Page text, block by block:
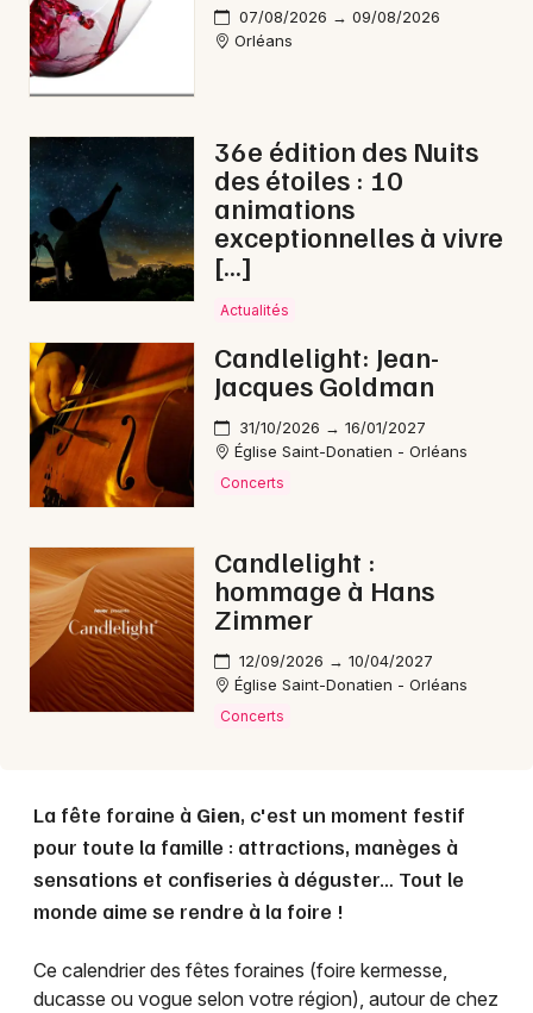
Artistes en tournée
Actus à Gien
Magazine à Gien
45 - Loiret
Choisir mes départements
Mon email
07/08/2026 → 09/08/2026
Orléans
36e édition des Nuits
des étoiles : 10
animations
exceptionnelles à vivre
[…]
Actualités
Candlelight: Jean-
Jacques Goldman
31/10/2026 → 16/01/2027
Église Saint-Donatien - Orléans
Concerts
Candlelight :
hommage à Hans
Zimmer
12/09/2026 → 10/04/2027
Église Saint-Donatien - Orléans
Concerts
La fête foraine à Gien, c'est un moment festif
pour toute la famille : attractions, manèges à
sensations et confiseries à déguster… Tout le
monde aime se rendre à la foire !
Ce calendrier des fêtes foraines (foire kermesse,
ducasse ou vogue selon votre région), autour de chez